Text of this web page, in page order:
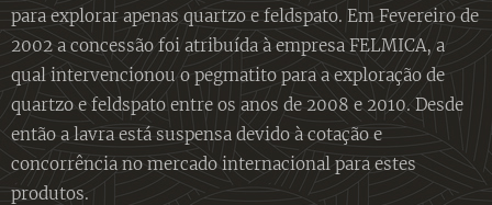
para explorar apenas quartzo e feldspato. Em Fevereiro de
2002 a concessão foi atribuída à empresa FELMICA, a
qual intervencionou o pegmatito para a exploração de
quartzo e feldspato entre os anos de 2008 e 2010. Desde
então a lavra está suspensa devido à cotação e
concorrência no mercado internacional para estes
produtos.